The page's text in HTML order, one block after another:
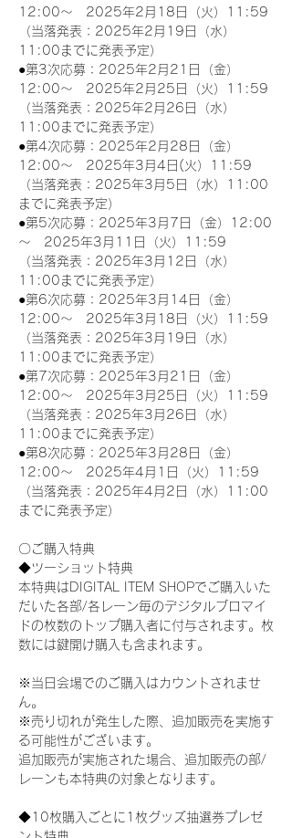
12:00～　2025年2月18日（火）11:59
（当落発表：2025年2月19日（水）
11:00までに発表予定）
●第3次応募：2025年2月21日（金）
12:00～　2025年2月25日（火）11:59
（当落発表：2025年2月26日（水）
11:00までに発表予定）
●第4次応募：2025年2月28日（金）
12:00～　2025年3月4日(火）11:59
（当落発表：2025年3月5日（水）11:00
までに発表予定）
●第5次応募：2025年3月7日（金）12:00
～　2025年3月11日（火）11:59
（当落発表：2025年3月12日（水）
11:00までに発表予定）
●第6次応募：2025年3月14日（金）
12:00～　2025年3月18日（火）11:59
（当落発表：2025年3月19日（水）
11:00までに発表予定）
●第7次応募：2025年3月21日（金）
12:00～　2025年3月25日（火）11:59
（当落発表：2025年3月26日（水）
11:00までに発表予定）
●第8次応募：2025年3月28日（金）
12:00～　2025年4月1日（火）11:59
（当落発表：2025年4月2日（水）11:00
までに発表予定）
〇ご購入特典
◆ツーショット特典
本特典はDIGITAL ITEM SHOPでご購入いた
だいた各部/各レーン毎のデジタルブロマイ
ドの枚数のトップ購入者に付与されます。枚
数には鍵開け購入も含まれます。
※当日会場でのご購入はカウントされませ
ん。
※売り切れが発生した際、追加販売を実施す
る可能性がございます。
追加販売が実施された場合、追加販売の部/
レーンも本特典の対象となります。
◆10枚購入ごとに1枚グッズ抽選券プレゼ